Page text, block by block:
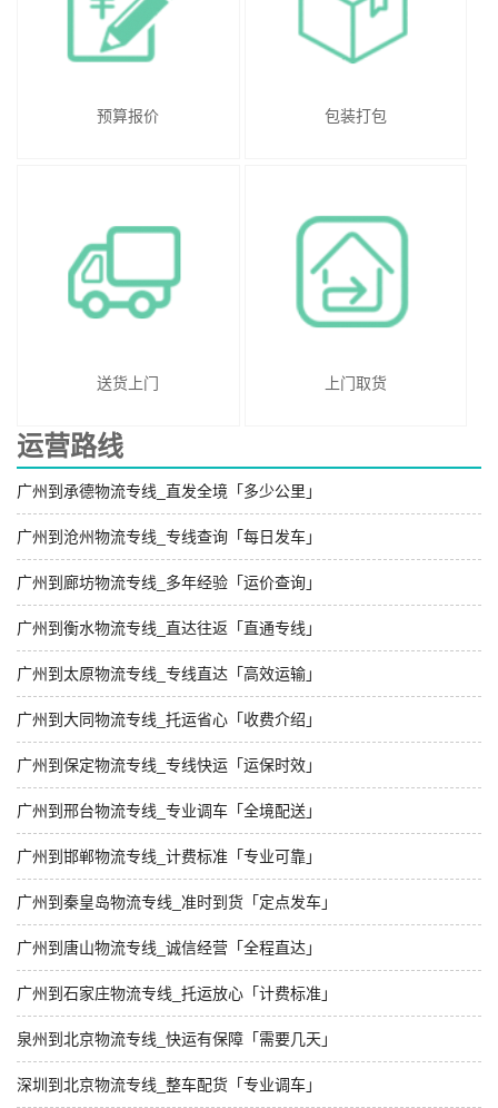
预算报价 包装打包
送货上门 上门取货
运营路线
广州到承德物流专线_直发全境「多少公里」
广州到沧州物流专线_专线查询「每日发车」
广州到廊坊物流专线_多年经验「运价查询」
广州到衡水物流专线_直达往返「直通专线」
广州到太原物流专线_专线直达「高效运输」
广州到大同物流专线_托运省心「收费介绍」
广州到保定物流专线_专线快运「运保时效」
广州到邢台物流专线_专业调车「全境配送」
广州到邯郸物流专线_计费标准「专业可靠」
广州到秦皇岛物流专线_准时到货「定点发车」
广州到唐山物流专线_诚信经营「全程直达」
广州到石家庄物流专线_托运放心「计费标准」
泉州到北京物流专线_快运有保障「需要几天」
深圳到北京物流专线_整车配货「专业调车」